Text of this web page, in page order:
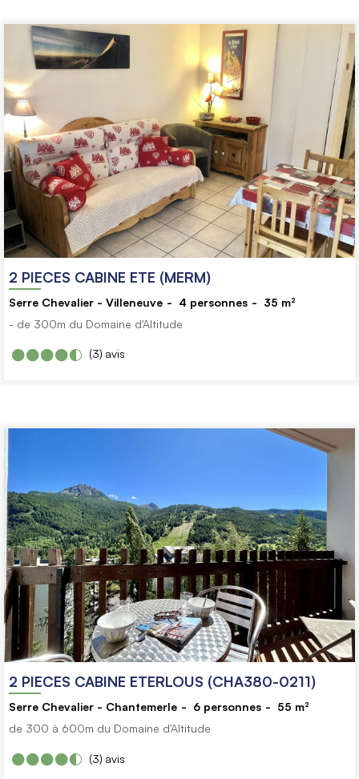
2 PIECES CABINE ETE (MERM)
Serre Chevalier - Villeneuve 4 personnes 35 m²
- de 300m du Domaine d'Altitude
avis
(3)
2 PIECES CABINE ETERLOUS (CHA380-0211)
Serre Chevalier - Chantemerle 6 personnes 55 m²
de 300 à 600m du Domaine d'Altitude
avis
(3)